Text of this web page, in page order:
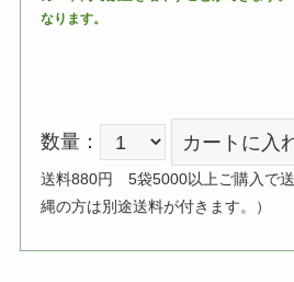
なります。
数量：
送料880円 5袋5000以上ご購入で
縄の方は別途送料が付きます。）